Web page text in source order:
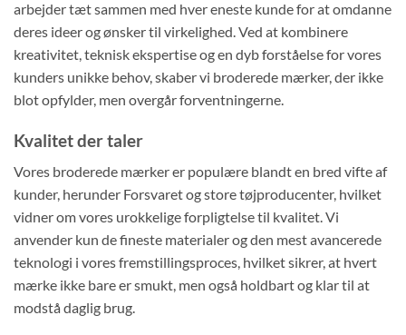
arbejder tæt sammen med hver eneste kunde for at omdanne
deres ideer og ønsker til virkelighed. Ved at kombinere
kreativitet, teknisk ekspertise og en dyb forståelse for vores
kunders unikke behov, skaber vi broderede mærker, der ikke
blot opfylder, men overgår forventningerne.
Kvalitet der taler
Vores broderede mærker er populære blandt en bred vifte af
kunder, herunder Forsvaret og store tøjproducenter, hvilket
vidner om vores urokkelige forpligtelse til kvalitet. Vi
anvender kun de fineste materialer og den mest avancerede
teknologi i vores fremstillingsproces, hvilket sikrer, at hvert
mærke ikke bare er smukt, men også holdbart og klar til at
modstå daglig brug.